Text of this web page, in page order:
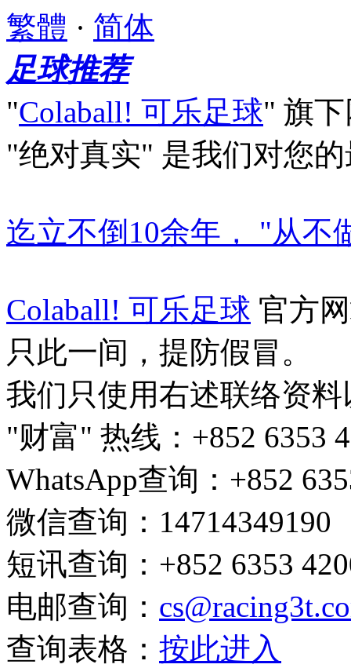
繁體 · 简体
足球推荐
"Colaball! 可乐足球" 旗
"绝对真实" 是我们对您
迄立不倒10余年， "从不
Colaball! 可乐足球 官方
只此一间，提防假冒。
我们只使用右述联络资
"财富" 热线 ：+852 6353
WhatsApp查询 ：+852
微信查询 ：14714349190
短讯查询 ：+852 6353
电邮查询 ：
查询表格 ： 按此进入